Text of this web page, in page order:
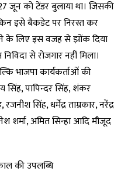
जून को टेंडर बुलाया था। जिसकी
इसे बैकडेट पर निरस्त कर
के लिए इस वजह से झोंक दिया
से रोजगार नहीं मिला।
भाजपा कार्यकर्ताओं की
सिंह, पापिन्दर सिंह, शंकर
सिंह, धर्मेंद्र ताम्रकार, नरेंद्र
शर्मा, अमित सिन्हा आदि मौजूद
की उपलब्धि